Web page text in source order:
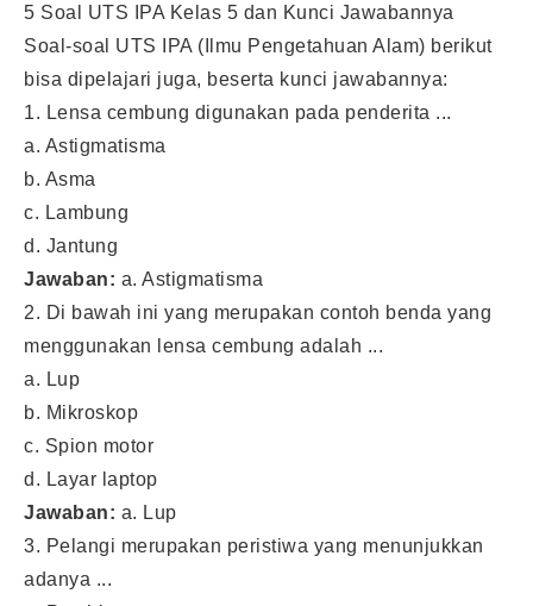
5 Soal UTS IPA Kelas 5 dan Kunci Jawabannya
Soal-soal UTS IPA (Ilmu Pengetahuan Alam) berikut
bisa dipelajari juga, beserta kunci jawabannya:
1. Lensa cembung digunakan pada penderita ...
a. Astigmatisma
b. Asma
c. Lambung
d. Jantung
Jawaban: a. Astigmatisma
2. Di bawah ini yang merupakan contoh benda yang
menggunakan lensa cembung adalah ...
a. Lup
b. Mikroskop
c. Spion motor
d. Layar laptop
Jawaban: a. Lup
3. Pelangi merupakan peristiwa yang menunjukkan
adanya ...